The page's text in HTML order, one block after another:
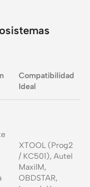
Compatibilidad
Ideal
XTOOL (Prog2
/ KC501), Autel
MaxiIM,
OBDSTAR,